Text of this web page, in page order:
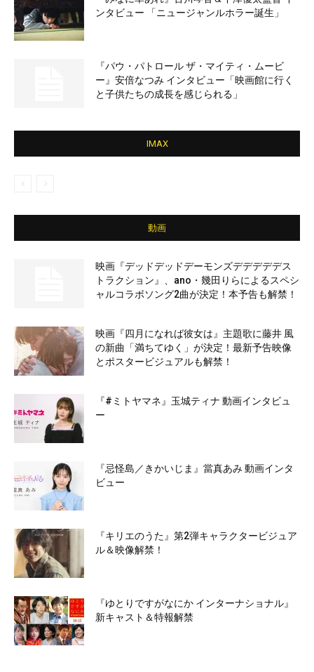
ンタビュー 「ニュージャンルホラー誕生」
『パウ・パトロール ザ・マイティ・ムービ
ー』安倍なつみ インタビュー「映画館に行く
と子供たちの成長を感じられる」
IMAX
動画
映画『デッドデッドデーモンズデデデデデス
トラクション』、ano・幾田りらによるスペシ
ャルコラボソング2曲が決定！本予告も解禁！
映画『四月になれば彼女は』主題歌に藤井 風
の新曲「満ちてゆく」が決定！最新予告映像
とポスタービジュアルも解禁！
『#ミトヤマネ』玉城ティナ 動画インタビュ
ー
『忌怪島／きかいじま』當真あみ 動画インタ
ビュー
『キリエのうた』第2弾キャラクタービジュア
ル＆映像解禁！
『ゆとりですがなにか インターナショナル』
新キャスト＆特報解禁